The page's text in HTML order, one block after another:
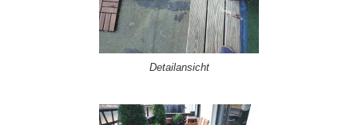
Detailansicht